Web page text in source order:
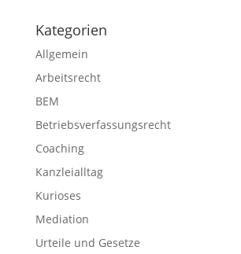
Kategorien
Allgemein
Arbeitsrecht
BEM
Betriebsverfassungsrecht
Coaching
Kanzleialltag
Kurioses
Mediation
Urteile und Gesetze